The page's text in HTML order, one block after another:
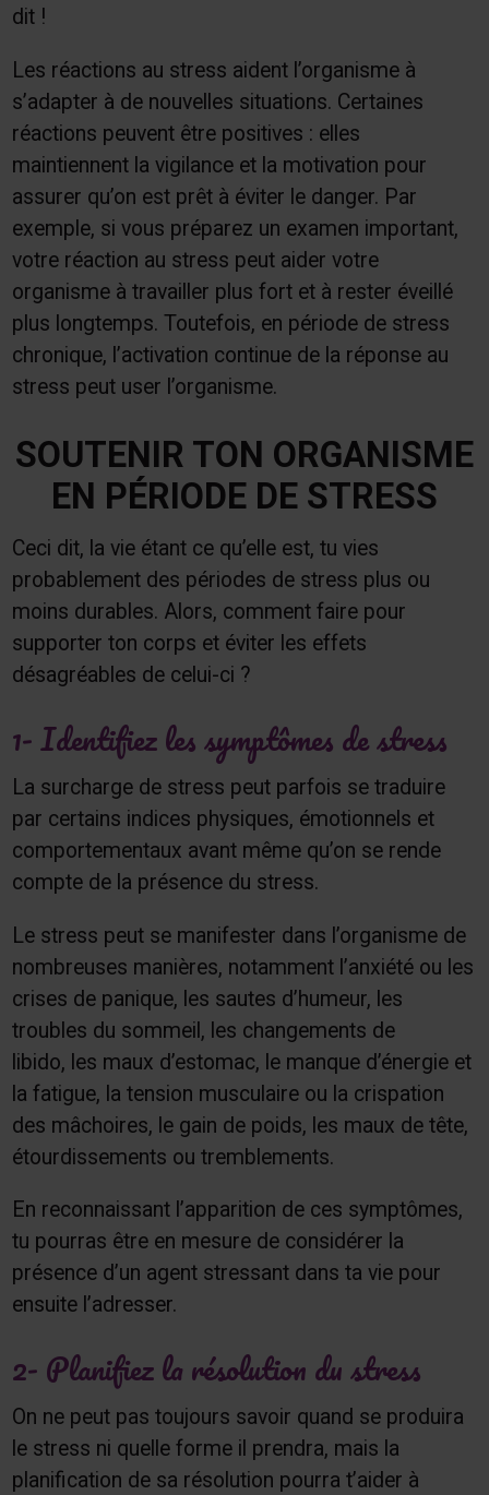
dit !
Les réactions au stress aident l’organisme à
s’adapter à de nouvelles situations. Certaines
réactions peuvent être positives : elles
maintiennent la vigilance et la motivation pour
assurer qu’on est prêt à éviter le danger. Par
exemple, si vous préparez un examen important,
votre réaction au stress peut aider votre
organisme à travailler plus fort et à rester éveillé
plus longtemps. Toutefois, en période de stress
chronique, l’activation continue de la réponse au
stress peut user l’organisme.
SOUTENIR TON ORGANISME
EN PÉRIODE DE STRESS
Ceci dit, la vie étant ce qu’elle est, tu vies
probablement des périodes de stress plus ou
moins durables. Alors, comment faire pour
supporter ton corps et éviter les effets
désagréables de celui-ci ?
1- Identifiez les symptômes de stress
La surcharge de stress peut parfois se traduire
par certains indices physiques, émotionnels et
comportementaux avant même qu’on se rende
compte de la présence du stress.
Le stress peut se manifester dans l’organisme de
nombreuses manières, notamment l’anxiété ou les
crises de panique, les sautes d’humeur, les
troubles du sommeil, les changements de
libido, les maux d’estomac, le manque d’énergie et
la fatigue, la tension musculaire ou la crispation
des mâchoires, le gain de poids, les maux de tête,
étourdissements ou tremblements.
En reconnaissant l’apparition de ces symptômes,
tu pourras être en mesure de considérer la
présence d’un agent stressant dans ta vie pour
ensuite l’adresser.
2- Planifiez la résolution du stress
On ne peut pas toujours savoir quand se produira
le stress ni quelle forme il prendra, mais la
planification de sa résolution pourra t’aider à